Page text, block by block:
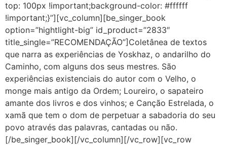
top: 100px !important;background-color: #ffffff
!important;}”][vc_column][be_singer_book
option=”hightlight-big” id_product=”2833″
title_single=”RECOMENDAÇÃO”]Coletânea de textos
que narra as experiências de Yoskhaz, o andarilho do
Caminho, com alguns dos seus mestres. São
experiências existenciais do autor com o Velho, o
monge mais antigo da Ordem; Loureiro, o sapateiro
amante dos livros e dos vinhos; e Canção Estrelada, o
xamã que tem o dom de perpetuar a sabadoria do seu
povo através das palavras, cantadas ou não.
[/be_singer_book][/vc_column][/vc_row][vc_row